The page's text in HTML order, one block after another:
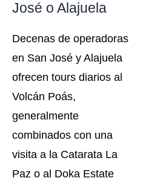
José o Alajuela
Decenas de operadoras
en San José y Alajuela
ofrecen tours diarios al
Volcán Poás,
generalmente
combinados con una
visita a la Catarata La
Paz o al Doka Estate